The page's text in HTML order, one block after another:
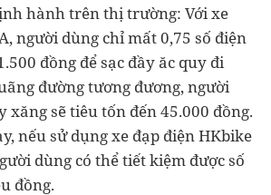
hành trên thị trường: Với xe
người dùng chỉ mất 0,75 số điện
đồng để sạc đầy ăc quy đi
đường tương đương, người
xăng sẽ tiêu tốn đến 45.000 đồng.
nếu sử dụng xe đạp điện HKbike
dùng có thể tiết kiệm được số
đồng.